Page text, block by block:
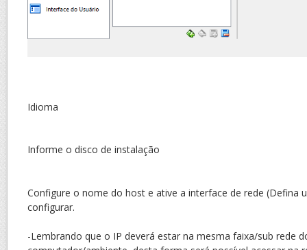
Idioma
Informe o disco de instalação
Configure o nome do host e ative a interface de rede (Defina
configurar.
-Lembrando que o IP deverá estar na mesma faixa/sub rede